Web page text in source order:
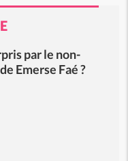
par le non-
Emerse Faé ?